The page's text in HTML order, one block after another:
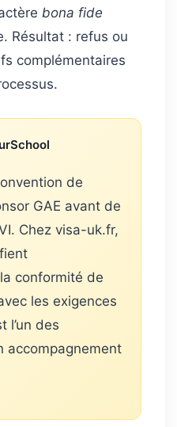
bona fide
Résultat : refus ou
complémentaires
de
GAE avant de
Chez visa-uk.fr,
conformité de
les exigences
l’un des
accompagnement